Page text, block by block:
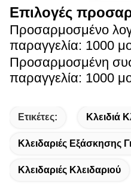
Επιλογές
Προσαρμοσμένο
παραγγελία: 1000
Προσαρμοσμένη
παραγγελία: 1000
Ετικέτες: Κλειδιά
Κλειδαριές Εξάσκησης
Κλειδαριές Κλειδαριού